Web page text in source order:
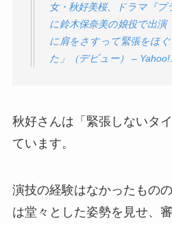
女・秋好美桜、ドラマ『プ
に鈴木保奈美の娘役で出演
に肩をさすって緊張をほ
た」（デビュー） –
秋好さんは「緊張しないタ
ています。
演技の経験はなかったもの
は堂々とした姿勢を見せ、